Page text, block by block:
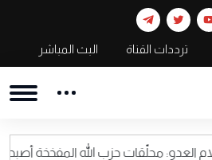
ترددات القناة البث المباشر
حزب الله المفخخة أصبحت كابوسا